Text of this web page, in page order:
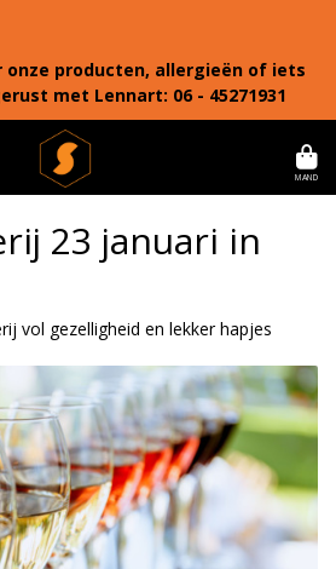
onze producten, allergieën of iets
met Lennart: 06 - 45271931
MAND
23 januari in
vol gezelligheid en lekker hapjes